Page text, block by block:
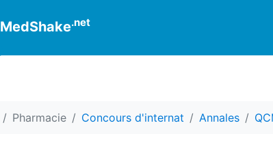
MedShake.net
Pharmacie Concours d'internat Annales